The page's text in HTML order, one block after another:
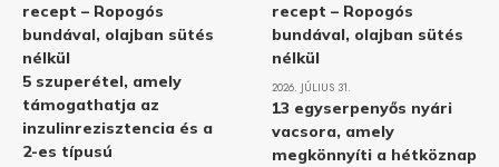
recept – Ropogós
bundával, olajban sütés
nélkül
5 szuperétel, amely
támogathatja az
inzulinrezisztencia és a
2-es típusú
recept – Ropogós
bundával, olajban sütés
nélkül
2026. JÚLIUS 31.
13 egyserpenyős nyári
vacsora, amely
megkönnyíti a hétköznap